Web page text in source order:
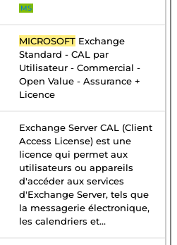
MS
MICROSOFT Exchange
Standard - CAL par
Utilisateur - Commercial -
Open Value - Assurance +
Licence
Exchange Server CAL (Client
Access License) est une
licence qui permet aux
utilisateurs ou appareils
d'accéder aux services
d'Exchange Server, tels que
la messagerie électronique,
les calendriers et...